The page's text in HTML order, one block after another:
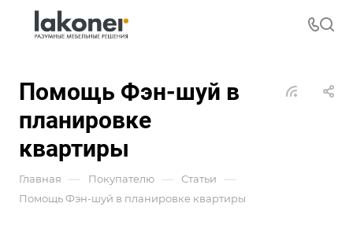
Помощь Фэн-шуй в
планировке
квартиры
Главная — Покупателю — Статьи —
Помощь Фэн-шуй в планировке квартиры